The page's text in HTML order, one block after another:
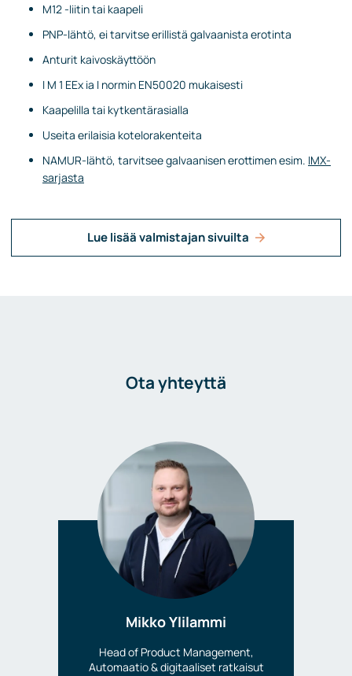
M12 -liitin tai kaapeli
PNP-lähtö, ei tarvitse erillistä galvaanista erotinta
Anturit kaivoskäyttöön
I M 1 EEx ia I normin EN50020 mukaisesti
Kaapelilla tai kytkentärasialla
Useita erilaisia kotelorakenteita
NAMUR-lähtö, tarvitsee galvaanisen erottimen esim. IMX-
sarjasta
Lue lisää valmistajan sivuilta
Ota yhteyttä
Mikko Ylilammi
Head of Product Management,
Automaatio & digitaaliset ratkaisut